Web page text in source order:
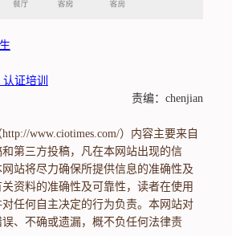
证培训
责编：chenjian
www.ciotimes.com/）内容主要来自
第三方投稿，凡在本网站出现的信
站将尽力确保所提供信息的准确性及
资料的准确性及可靠性，读者在使用
任何自主决定的行为负责。本网站对
、不确或遗漏，概不负任何法律责